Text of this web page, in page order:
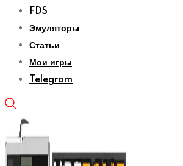
FDS
Эмуляторы
Статьи
Мои игры
Telegram